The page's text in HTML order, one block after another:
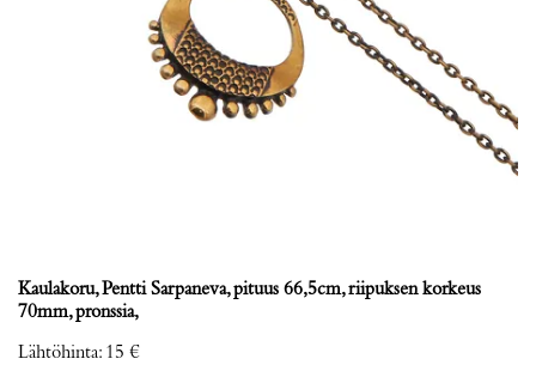
Kaulakoru, Pentti Sarpaneva, pituus 66,5cm, riipuksen korkeus
70mm, pronssia,
Lähtöhinta: 15 €